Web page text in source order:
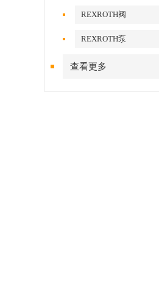
REXROTH阀
REXROTH泵
查看更多